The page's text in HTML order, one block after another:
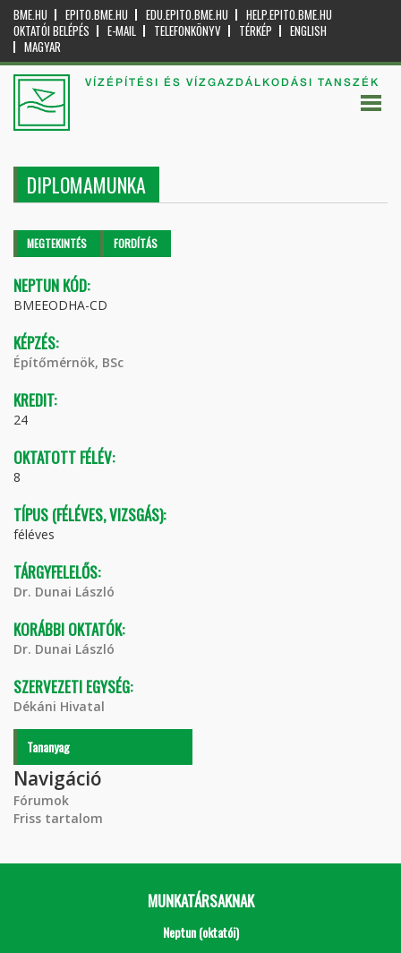
BME.HU EPITO.BME.HU EDU.EPITO.BME.HU
HELP.EPITO.BME.HU
OKTATÓI BELÉPÉS
E-MAIL TELEFONKÖNYV TÉRKÉP
ENGLISH
MAGYAR
VÍZÉPÍTÉSI ÉS VÍZGAZDÁLKODÁSI TANSZÉK
DIPLOMAMUNKA
Elsődleges fülek
MEGTEKINTÉS (AKTÍVFORDÍTÁS
NEPTUN KÓD:
BMEEODHA-CD
KÉPZÉS:
Építőmérnök, BSc
KREDIT:
24
OKTATOTT FÉLÉV:
8
TÍPUS (FÉLÉVES, VIZSGÁS):
féléves
TÁRGYFELELŐS:
Dr. Dunai László
KORÁBBI OKTATÓK:
Dr. Dunai László
SZERVEZETI EGYSÉG:
Dékáni Hivatal
Tananyag
Navigáció
Fórumok
Friss tartalom
MUNKATÁRSAKNAK
Neptun (oktatói)